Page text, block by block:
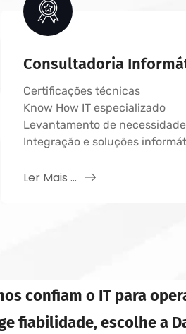
Consultadoria
Certificações técnicas
Know How IT especializado
Levantamento de
Integração e soluções
Ler Mais ...
confiam o IT para
fiabilidade, escolhe a